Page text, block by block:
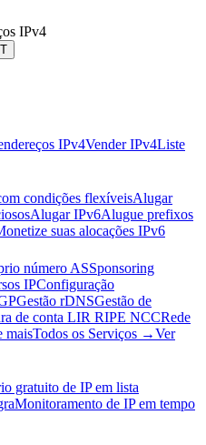
IPv4
IT
IPv4Vender IPv4Liste
condições flexíveisAlugar
Alugar IPv6Alugue prefixos
suas alocações IPv6
número ASSponsoring
IPConfiguração
Gestão rDNSGestão de
de conta LIR RIPE NCCRede
maisTodos os Serviços →Ver
gratuito de IP em lista
Monitoramento de IP em tempo